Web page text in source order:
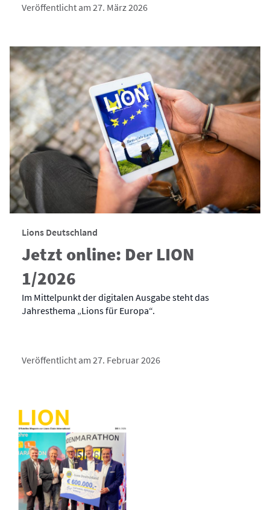
Veröffentlicht am 27. März 2026
Lions Deutschland
Jetzt online: Der LION
1/2026
Im Mittelpunkt der digitalen Ausgabe steht das
Jahresthema „Lions für Europa“.
Veröffentlicht am 27. Februar 2026